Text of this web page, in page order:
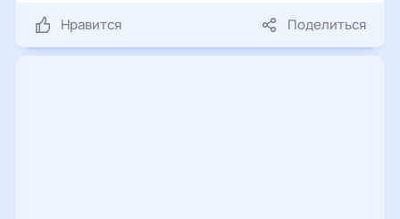
Нравится Поделиться